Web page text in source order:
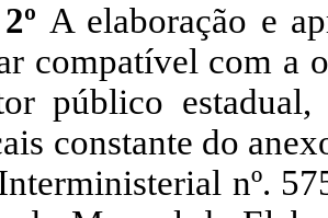
A elaboração e
compatível com a
público
constante do
nº.